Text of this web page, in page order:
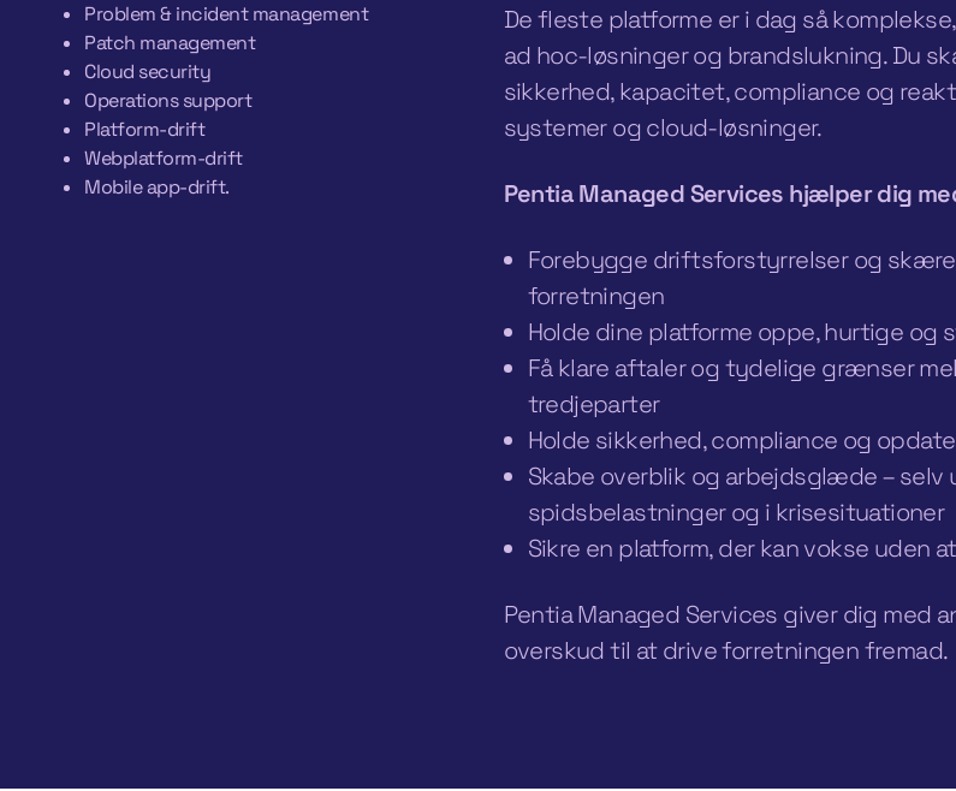
Problem & incident management
Patch management
Cloud security
Operations support
Platform-drift
Webplatform-drift
Mobile app-drift.
De fleste platforme er i dag så
ad hoc-løsninger og brandslukning. Du
sikkerhed, kapacitet, compliance og
systemer og cloud-løsninger.
Pentia Managed Services hjælper dig
Forebygge driftsforstyrrelser og skære
forretningen
Holde dine platforme oppe, hurtige og
Få klare aftaler og tydelige grænser
tredjeparter
Holde sikkerhed, compliance og
Skabe overblik og arbejdsglæde – selv
spidsbelastninger og i krisesituationer
Sikre en platform, der kan vokse uden
Pentia Managed Services giver dig med
overskud til at drive forretningen fremad.